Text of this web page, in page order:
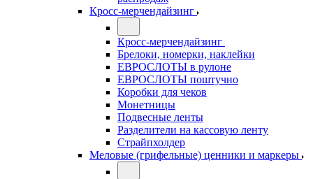
Кросс-мерчендайзинг
Кросс-мерчендайзинг
Брелоки, номерки, наклейки
ЕВРОСЛОТЫ в рулоне
ЕВРОСЛОТЫ поштучно
Коробки для чеков
Монетницы
Подвесные ленты
Разделители на кассовую ленту
Страйпхолдер
Меловые (грифельные) ценники и маркеры